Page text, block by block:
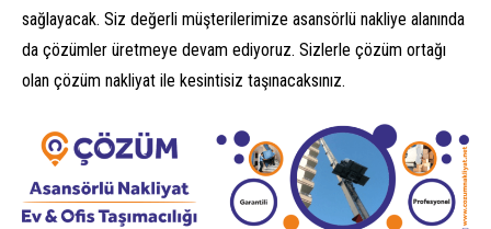
sağlayacak. Siz değerli müşterilerimize asansörlü nakliye alanında
da çözümler üretmeye devam ediyoruz. Sizlerle çözüm ortağı
olan çözüm nakliyat ile kesintisiz taşınacaksınız.